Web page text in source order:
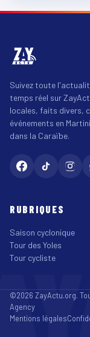
Suivez toute
temps réel sur
locales, faits divers,
événements en
dans la Caraïbe.
RUBRIQUES
Saison cyclonique
Tour des Yoles
Tour cycliste
©2026 ZayActu.org.
Agency
Mentions légales